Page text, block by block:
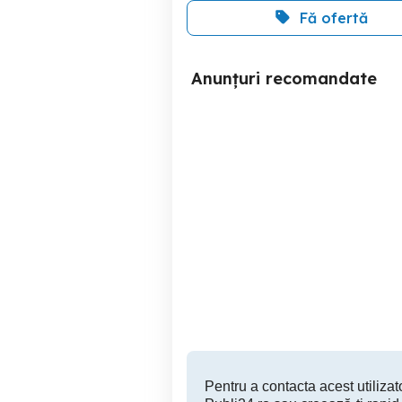
Fă ofertă
Anunțuri recomandate
Pentru a contacta acest